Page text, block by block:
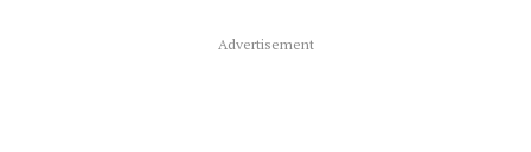
Advertisement